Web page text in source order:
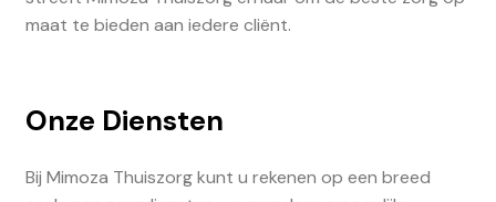
maat te bieden aan iedere cliënt.
Onze Diensten
Bij Mimoza Thuiszorg kunt u rekenen op een breed